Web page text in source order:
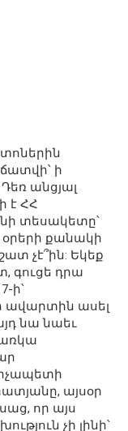
ի
անցյալ
է ՀՀ
տեսակետը՝
քանակի
չէ՞ին: Եկեք
գուցե դրա
ի՝
ավարտին ասել
նա նաեւ
առկա
այսօր
որ այս
չի լինի՝